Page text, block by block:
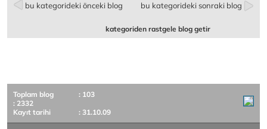
bu kategorideki önceki blog bu kategorideki sonraki blog
kategoriden rastgele blog getir
Toplam blog
: 103
: 2332
Kayıt tarihi
: 31.10.09